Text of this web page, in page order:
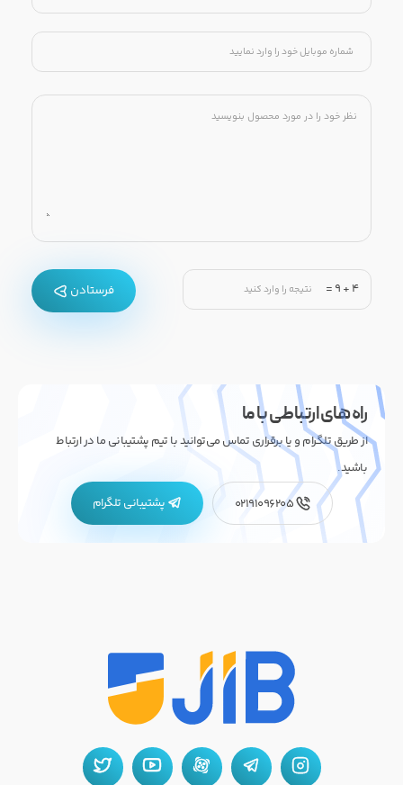
4
+
9
= فرستادن
راه های ارتباطی با ما
از طریق تلگرام و یا برقراری تماس می‌توانید با تیم پشتیبانی ما در ارتباط
باشید.
02191096205
پشتیبانی تلگرام